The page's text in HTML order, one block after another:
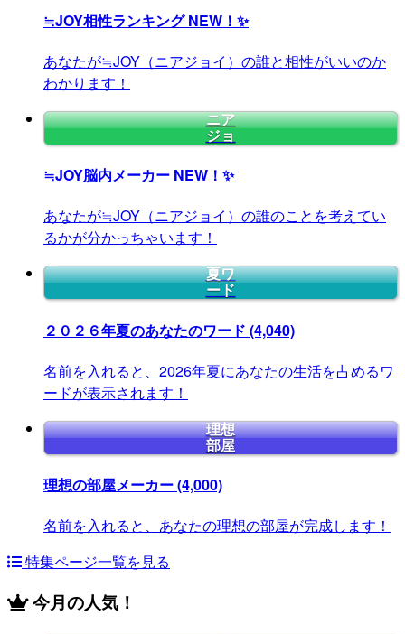
≒JOY相性ランキングNEW！✨
あなたが≒JOY（ニアジョイ）の誰と相性がいいのか
わかります！
ニア
ジョ
≒JOY脳内メーカー NEW！✨
あなたが≒JOY（ニアジョイ）の誰のことを考えてい
るかが分かっちゃいます！
夏ワ
ード
２０２６年夏のあなたのワード (4,040)
名前を入れると、2026年夏にあなたの生活を占めるワ
ードが表示されます！
理想
部屋
理想の部屋メーカー(4,000)
名前を入れると、あなたの理想の部屋が完成します！
特集ページ一覧を見る
今月の人気！